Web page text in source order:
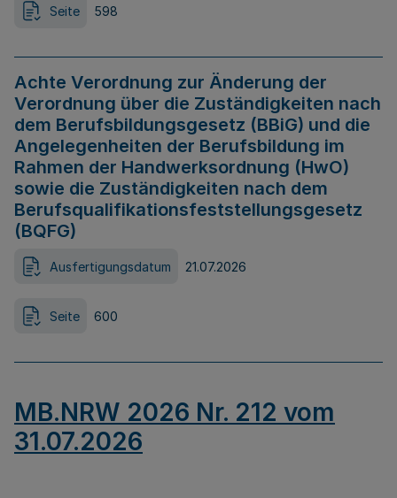
Seite 598
Achte Verordnung zur Änderung der
Verordnung über die Zuständigkeiten nach
dem Berufsbildungsgesetz (BBiG) und die
Angelegenheiten der Berufsbildung im
Rahmen der Handwerksordnung (HwO)
sowie die Zuständigkeiten nach dem
Berufsqualifikationsfeststellungsgesetz
(BQFG)
Ausfertigungsdatum 21.07.2026
Seite 600
MB.NRW 2026 Nr. 212 vom
31.07.2026